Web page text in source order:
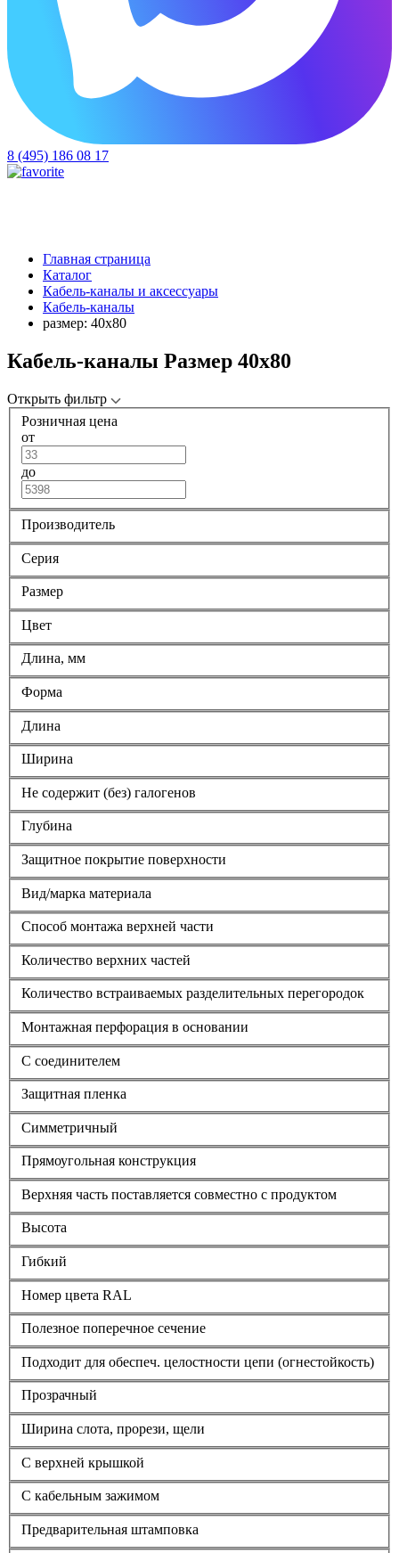
8 (495) 186 08 17
Главная страница
Каталог
Кабель-каналы и аксессуары
Кабель-каналы
размер: 40х80
Кабель-каналы Размер 40х80
Открыть фильтр
Розничная цена
от
до
Производитель
Серия
Размер
Цвет
Длина, мм
Форма
Длина
Ширина
Не содержит (без) галогенов
Глубина
Защитное покрытие поверхности
Вид/марка материала
Способ монтажа верхней части
Количество верхних частей
Количество встраиваемых разделительных перегородок
Монтажная перфорация в основании
С соединителем
Защитная пленка
Симметричный
Прямоугольная конструкция
Верхняя часть поставляется совместно с продуктом
Высота
Гибкий
Номер цвета RAL
Полезное поперечное сечение
Подходит для обеспеч. целостности цепи (огнестойкость)
Прозрачный
Ширина слота, прорези, щели
С верхней крышкой
С кабельным зажимом
Предварительная штамповка